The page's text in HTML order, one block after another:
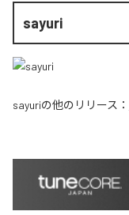
sayuri
sayuriの他のリリース：